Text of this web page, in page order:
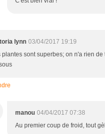
lynn 03/04/2017 19:19
plantes sont superbes; on n'a rien de
manou 04/04/2017 07:38
Au premier coup de froid, tout